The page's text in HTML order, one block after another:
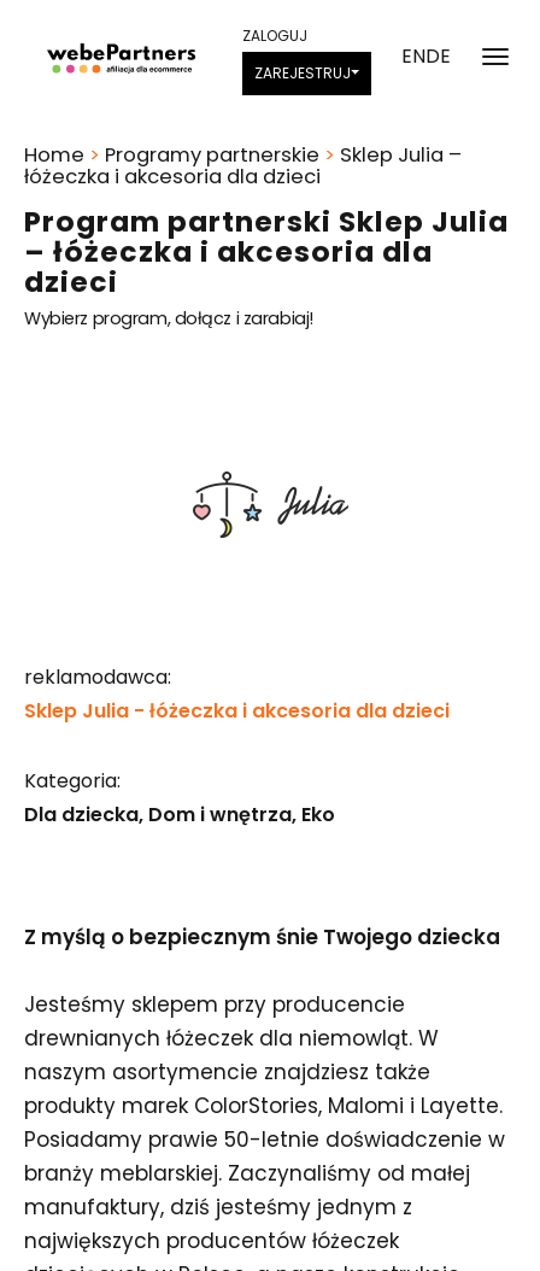
ENDE
ZALOGUJ
ZAREJESTRUJ
Program partnerski Sklep Julia
– łóżeczka i akcesoria dla
dzieci
Wybierz program, dołącz i zarabiaj!
Home > Programy partnerskie > Sklep Julia –
łóżeczka i akcesoria dla dzieci
reklamodawca:
Sklep Julia - łóżeczka i akcesoria dla dzieci
Kategoria:
Dla dziecka Dom i wnętrza Eko
Z myślą o bezpiecznym śnie Twojego dziecka
Jesteśmy sklepem przy producencie
drewnianych łóżeczek dla niemowląt. W
naszym asortymencie znajdziesz także
produkty marek ColorStories, Malomi i Layette.
Posiadamy prawie 50-letnie doświadczenie w
branży meblarskiej. Zaczynaliśmy od małej
manufaktury, dziś jesteśmy jednym z
największych producentów łóżeczek